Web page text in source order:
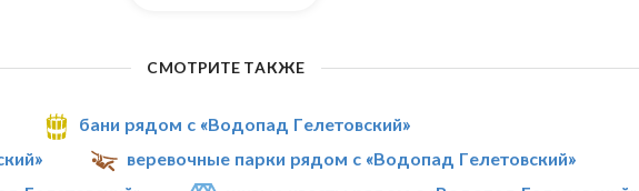
СМОТРИТЕ ТАКЖЕ
бани рядом с «Водопад Гелетовский»
веревочные парки рядом с «Водопад Гелетовский»